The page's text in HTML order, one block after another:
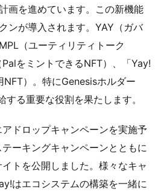
画を進めています。この新機能
ンが導入されます。YAY（ガバ
（ユーティリティトーク
をミントできるNFT）、「Yay!
）。特にGenesisホルダー
する重要な役割を果たします。
ドロップキャンペーンを実施予
ーキングキャンペーンとともに
トを公開しました。様々なキャ
はエコシステムの構築を一緒に